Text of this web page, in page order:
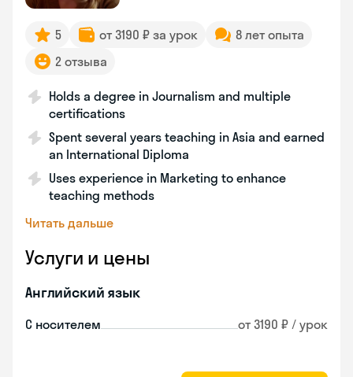
5 от 3190 ₽ за урок
8 лет опыта
2 отзыва
Holds a degree in Journalism and multiple
certifications
Spent several years teaching in Asia and earned
an International Diploma
Uses experience in Marketing to enhance
teaching methods
Читать дальше
Услуги и цены
Английский язык
С носителем от 3190 ₽ / урок